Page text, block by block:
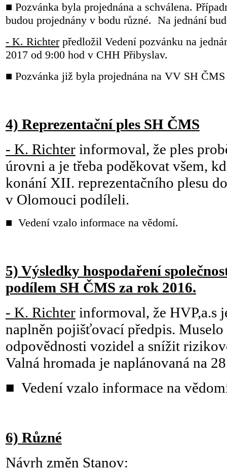
■ Pozvánka byla projednána a schválena.
budou projednány v bodu různé. Na jednání
- K. Richterpředložil Vedení pozvánku na
2017 od 9:00 hod v CHH Přibyslav.
■ Pozvánka již byla projednána na VV SH
4) Reprezentační ples SH ČMS
- K. Richter informoval, že ples
úrovni a je třeba poděkovat všem,
konání XII. reprezentačního plesu
v Olomouci podíleli.
■ Vedení vzalo informace na vědomí.
5) Výsledky hospodaření
podílem SH ČMS za rok 2016.
- K. Richter informoval, že HVP,a.s
naplněn pojišťovací předpis.
odpovědnosti vozidel a snížit
Valná hromada je naplánovaná na
■ Vedení vzalo informace na
6) Různé
Návrh změn Stanov: